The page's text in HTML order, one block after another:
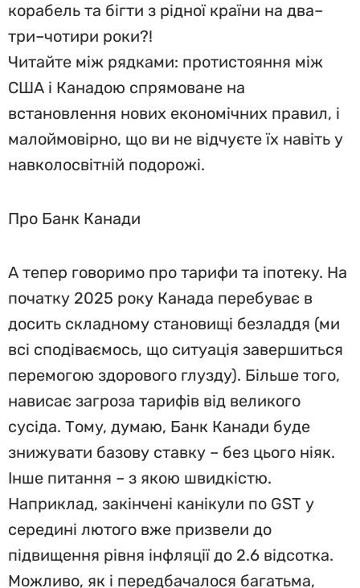
корабель та бігти з рідної країни на два–
три–чотири роки?!
Читайте між рядками: протистояння між
США і Канадою спрямоване на
встановлення нових економічних правил, і
малоймовірно, що ви не відчуєте їх навіть у
навколосвітній подорожі.
Про Банк Канади
А тепер говоримо про тарифи та іпотеку. На
початку 2025 року Канада перебуває в
досить складному становищі безладдя (ми
всі сподіваємось, що ситуація завершиться
перемогою здорового глузду). Більше того,
нависає загроза тарифів від великого
сусіда. Тому, думаю, Банк Канади буде
знижувати базову ставку – без цього ніяк.
Інше питання – з якою швидкістю.
Наприклад, закінчені канікули по GST у
середині лютого вже призвели до
підвищення рівня інфляції до 2.6 відсотка.
Можливо, як і передбачалося багатьма,